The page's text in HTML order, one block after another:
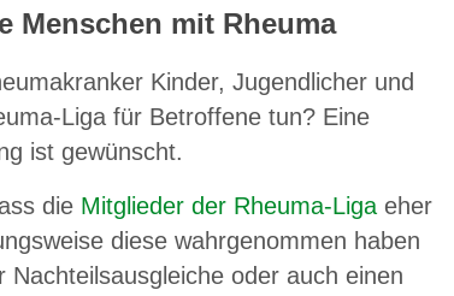
Menschen mit Rheuma
Kinder, Jugendlicher und
Liga für Betroffene tun? Eine
ist gewünscht.
die Mitglieder der Rheuma-Liga eher
diese wahrgenommen haben
oder auch einen